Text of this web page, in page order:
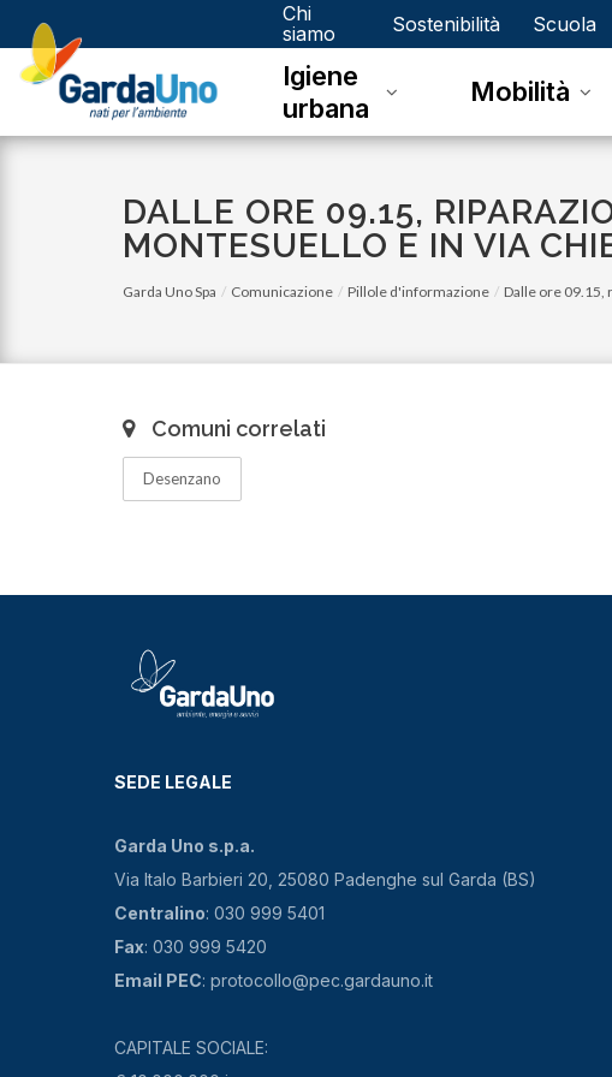
Gardauno
Spa
Chi
siamo
Sostenibilità Scuola
Igiene
urbana
Mobilità
DALLE ORE 09.15,
MONTESUELLO E IN VIA
Garda Uno Spa Comunicazione Pillole d'informazione Dalle ore 09.15,
Comuni correlati
Desenzano
SEDE LEGALE
Garda Uno s.p.a.
Via Italo Barbieri 20, 25080 Padenghe sul Garda (BS)
Centralino: 030 999 5401
Fax: 030 999 5420
Email PEC: protocollo@pec.gardauno.it
CAPITALE SOCIALE: